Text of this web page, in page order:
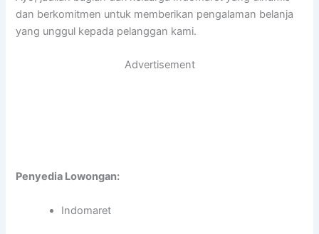
dan berkomitmen untuk memberikan pengalaman belanja
yang unggul kepada pelanggan kami.
Advertisement
Penyedia Lowongan:
Indomaret